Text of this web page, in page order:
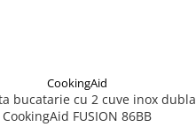
CookingAid
bucatarie cu 2 cuve inox dubla
CookingAid FUSION 86BB